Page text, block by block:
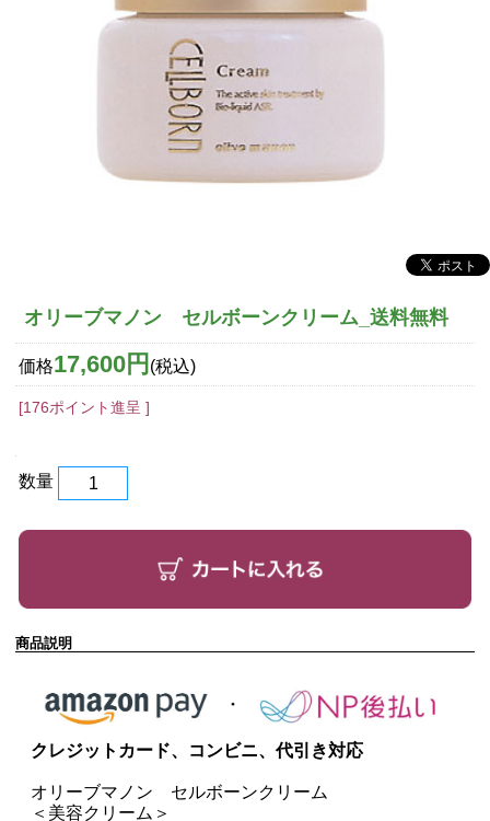
オリーブマノン セルボーンクリーム_送料無料
価格17,600円 (税込)
[176ポイント進呈 ]
数量
商品説明
クレジットカード、コンビニ、代引き対応
オリーブマノン セルボーンクリーム
＜美容クリーム＞